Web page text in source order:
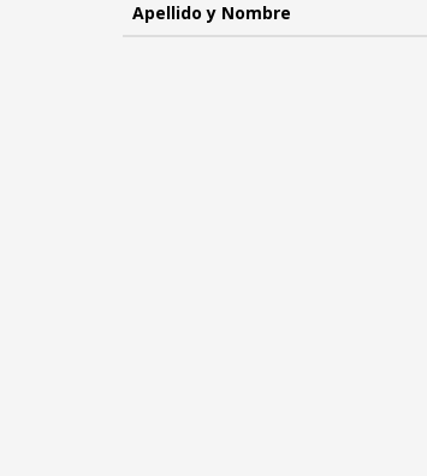
Apellido y Nombre